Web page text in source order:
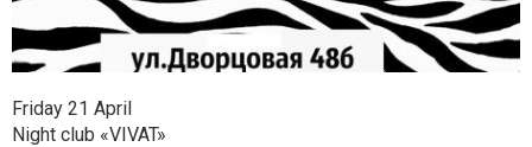
Friday 21 April
Night club «VIVAT»